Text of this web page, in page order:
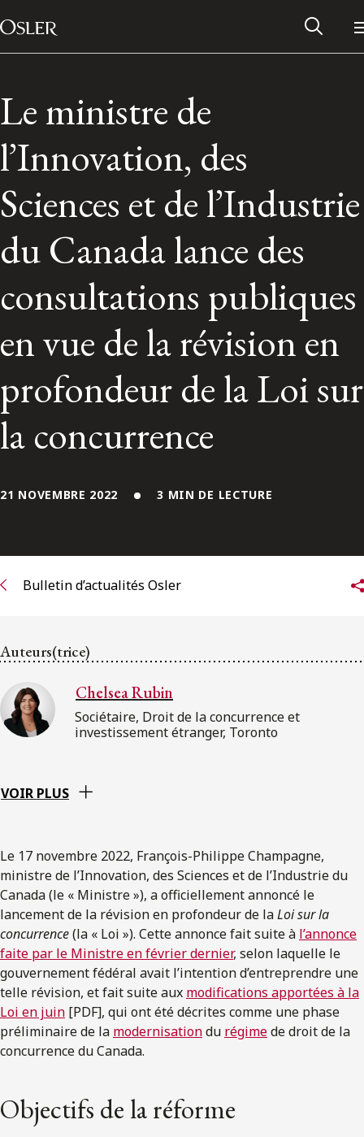
Passer au contenu
Main Navigation
Réseau des anciens d’Osler
Contactez-nous
S’abonner aux articles Osler
Le ministre de
l’Innovation, des
Sciences et de l’Industrie
du Canada lance des
consultations publiques
en vue de la révision en
profondeur de la Loi sur
la concurrence
21 NOVEMBRE 2022 3 MIN DE LECTURE
Bulletin d’actualités Osler
Auteurs(trice)
Chelsea Rubin
Sociétaire, Droit de la concurrence et
investissement étranger, Toronto
VOIR PLUS
Le 17 novembre 2022, François-Philippe Champagne,
ministre de l’Innovation, des Sciences et de l’Industrie du
Canada (le « Ministre »), a officiellement annoncé le
lancement de la révision en profondeur de laLoi sur la
concurrence(la « Loi »). Cette annonce fait suite à l’annonce
faite par le Ministre en février dernier, selon laquelle le
gouvernement fédéral avait l’intention d’entreprendre une
telle révision, et fait suite aux modifications apportées à la
Loi en juin [PDF], qui ont été décrites comme une phase
préliminaire de la modernisationdu régimede droit de la
concurrence du Canada.
Objectifs de la réforme